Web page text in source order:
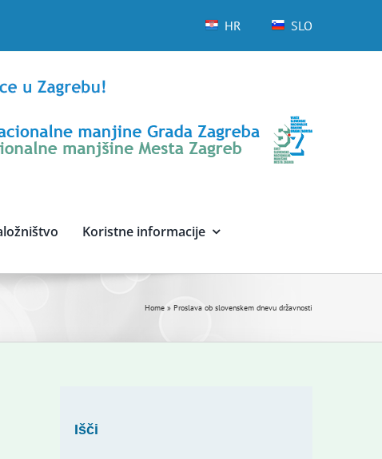
HR SLO
Koristne informacije
Home » Proslava ob slovenskem dnevu državnosti
Išči